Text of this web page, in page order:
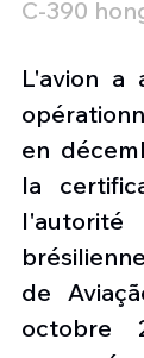
C-390
L'avion a
en
la
de
octobre